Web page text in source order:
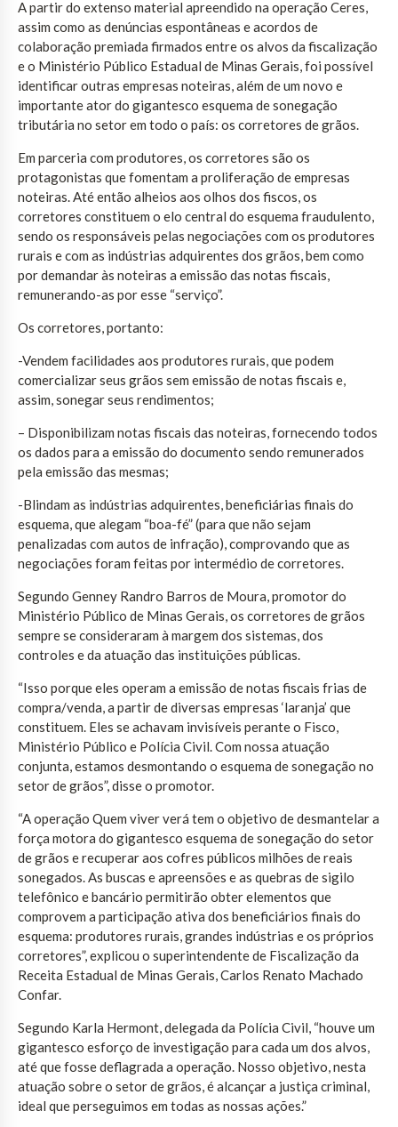
A partir do extenso material apreendido na operação Ceres,
assim como as denúncias espontâneas e acordos de
colaboração premiada firmados entre os alvos da fiscalização
e o Ministério Público Estadual de Minas Gerais, foi possível
identificar outras empresas noteiras, além de um novo e
importante ator do gigantesco esquema de sonegação
tributária no setor em todo o país: os corretores de grãos.
Em parceria com produtores, os corretores são os
protagonistas que fomentam a proliferação de empresas
noteiras. Até então alheios aos olhos dos fiscos, os
corretores constituem o elo central do esquema fraudulento,
sendo os responsáveis pelas negociações com os produtores
rurais e com as indústrias adquirentes dos grãos, bem como
por demandar às noteiras a emissão das notas fiscais,
remunerando-as por esse “serviço”.
Os corretores, portanto:
-Vendem facilidades aos produtores rurais, que podem
comercializar seus grãos sem emissão de notas fiscais e,
assim, sonegar seus rendimentos;
– Disponibilizam notas fiscais das noteiras, fornecendo todos
os dados para a emissão do documento sendo remunerados
pela emissão das mesmas;
-Blindam as indústrias adquirentes, beneficiárias finais do
esquema, que alegam “boa-fé” (para que não sejam
penalizadas com autos de infração), comprovando que as
negociações foram feitas por intermédio de corretores.
Segundo Genney Randro Barros de Moura, promotor do
Ministério Público de Minas Gerais, os corretores de grãos
sempre se consideraram à margem dos sistemas, dos
controles e da atuação das instituições públicas.
“Isso porque eles operam a emissão de notas fiscais frias de
compra/venda, a partir de diversas empresas ‘laranja’ que
constituem. Eles se achavam invisíveis perante o Fisco,
Ministério Público e Polícia Civil. Com nossa atuação
conjunta, estamos desmontando o esquema de sonegação no
setor de grãos”, disse o promotor.
“A operação Quem viver verá tem o objetivo de desmantelar a
força motora do gigantesco esquema de sonegação do setor
de grãos e recuperar aos cofres públicos milhões de reais
sonegados. As buscas e apreensões e as quebras de sigilo
telefônico e bancário permitirão obter elementos que
comprovem a participação ativa dos beneficiários finais do
esquema: produtores rurais, grandes indústrias e os próprios
corretores”, explicou o superintendente de Fiscalização da
Receita Estadual de Minas Gerais, Carlos Renato Machado
Confar.
Segundo Karla Hermont, delegada da Polícia Civil, “houve um
gigantesco esforço de investigação para cada um dos alvos,
até que fosse deflagrada a operação. Nosso objetivo, nesta
atuação sobre o setor de grãos, é alcançar a justiça criminal,
ideal que perseguimos em todas as nossas ações.”